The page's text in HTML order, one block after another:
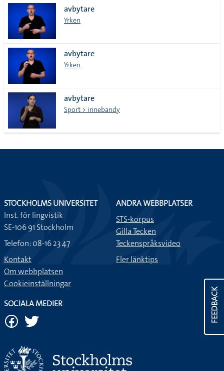
avbytare
Yrken
avbytare
Yrken
avbytare
Sport > innebandy
FEEDBACK
STOCKHOLMS UNIVERSITET
Inst. för lingvistik
SE-106 91 Stockholm
Telefon: 08-16 23 47
Kontakt
Om webbplatsen
Cookieinställningar
ANDRA WEBBPLATSER
STS-korpus
Gilla Tecken
Teckenspråksvideo
Fler länktips
SOCIALA MEDIER